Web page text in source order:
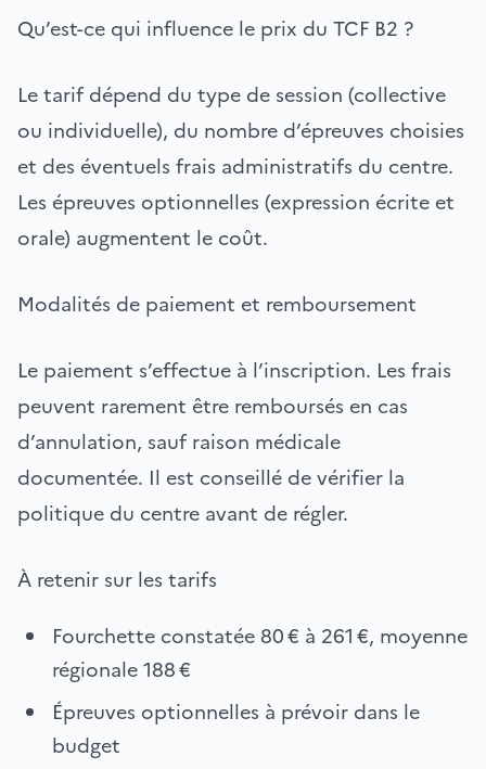
Qu’est-ce qui influence le prix du TCF B2 ?
Le tarif dépend du type de session (collective
ou individuelle), du nombre d’épreuves choisies
et des éventuels frais administratifs du centre.
Les épreuves optionnelles (expression écrite et
orale) augmentent le coût.
Modalités de paiement et remboursement
Le paiement s’effectue à l’inscription. Les frais
peuvent rarement être remboursés en cas
d’annulation, sauf raison médicale
documentée. Il est conseillé de vérifier la
politique du centre avant de régler.
À retenir sur les tarifs
Fourchette constatée 80 € à 261 €, moyenne
régionale 188 €
Épreuves optionnelles à prévoir dans le
budget